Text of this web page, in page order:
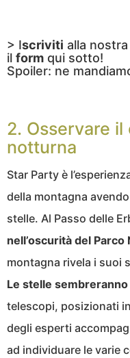
> Iscriviti alla nostra
il form qui sotto!
Spoiler: ne
2. Osservare
notturna
Star Party è
della montagna
stelle. Al Passo delle
nell’oscurità del
montagna rivela i suoi
Le stelle
telescopi, posizionati
degli esperti
ad individuare le varie